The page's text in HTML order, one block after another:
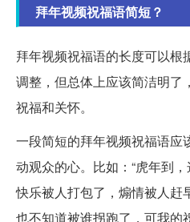
拜年视频祝福语简短？
拜年视频祝福语的长度可以根
调整，但总体上应该简洁明了
祝福和关怀。
一段简短的拜年视频祝福语应
动观众的心。比如：“虎年到
快乐被人打包了，煽情被人赶
也不知道被谁拐跑了，可我的